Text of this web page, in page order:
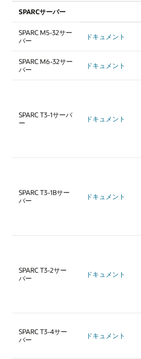
SPARCサーバー
SPARC M5-32サー
バー
ドキュメント
SPARC M6-32サー
バー
ドキュメント
SPARC T3-1サーバ
ー
ドキュメント
SPARC T3-1Bサー
バー
ドキュメント
SPARC T3-2サー
バー
ドキュメント
SPARC T3-4サー
バー
ドキュメント